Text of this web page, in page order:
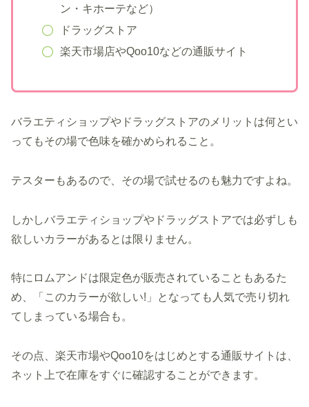
ン・キホーテなど）
ドラッグストア
楽天市場店やQoo10などの通販サイト
バラエティショップやドラッグストアのメリットは何とい
ってもその場で色味を確かめられること。
テスターもあるので、その場で試せるのも魅力ですよね。
しかしバラエティショップやドラッグストアでは必ずしも
欲しいカラーがあるとは限りません。
特にロムアンドは限定色が販売されていることもあるた
め、「このカラーが欲しい!」となっても人気で売り切れ
てしまっている場合も。
その点、楽天市場やQoo10をはじめとする通販サイトは、
ネット上で在庫をすぐに確認することができます。